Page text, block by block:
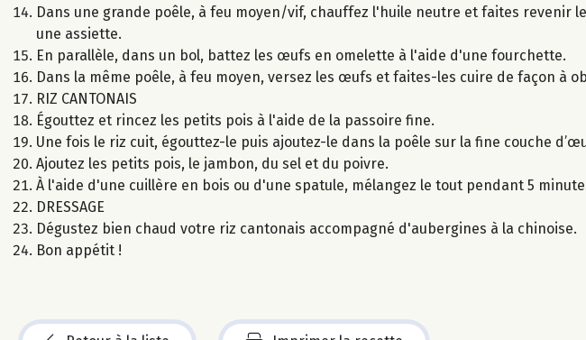
Dans une grande poêle, à feu moyen/vif, chauffez l'huile neutre et faites revenir
une assiette.
En parallèle, dans un bol, battez les œufs en omelette à l'aide d'une fourchette.
Dans la même poêle, à feu moyen, versez les œufs et faites-les cuire de façon à
RIZ CANTONAIS
Égouttez et rincez les petits pois à l'aide de la passoire fine.
Une fois le riz cuit, égouttez-le puis ajoutez-le dans la poêle sur la fine couche
Ajoutez les petits pois, le jambon, du sel et du poivre.
À l'aide d'une cuillère en bois ou d'une spatule, mélangez le tout pendant 5
DRESSAGE
Dégustez bien chaud votre riz cantonais accompagné d'aubergines à la chinoise.
Bon appétit !